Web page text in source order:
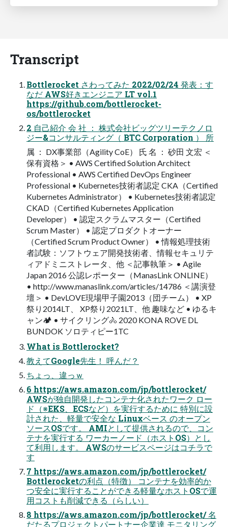
Transcript
Bottlerocket さわってみた 2022/02/24 発表：す
なだ AWS好きエンジニア LT vol.1
https://github.com/bottlerocket-
os/bottlerocket
2 自己紹介 会 社 ： 株式会社ビッグツリーテクノロ
ジー&コンサルティング（ BTC Corporation ） 所
属 ： DX事業部（Agility CoE） 氏 名 ： 砂田 文宏 ＜
保有資格＞ • AWS Certified Solution Architect
Professional • AWS Certified DevOps Engineer
Professional • Kubernetes技術者認定 CKA（Certified
Kubernetes Administrator） • Kubernetes技術者認定
CKAD（Certified Kubernetes Application
Developer） • 認定スクラムマスター（Certified
Scrum Master） • 認定プロダクトオーナー
（Certified Scrum Product Owner） • 情報処理技術
者試験：ソフトウェア開発技術者、情報セキュリテ
ィアドミニストレータ、他 ＜記事執筆＞ • Agile
Japan 2016 公認レポーター（ManasLink ONLINE）
• http://www.manaslink.com/articles/14786 ＜講演登
壇＞ • DevLOVE現場甲子園2013（団チーム） • XP
祭り2014LT、 XP祭り2021LT、他 趣味など • ゆるキ
ャン🏕 • サイクリング🚴 2020 KONA ROVE DL
BUNDOK ソロティピー1TC
What is Bottlerocket?
教えてGoogle先生！ 呼んだ？
ちょっ、違っｗ
6 https://aws.amazon.com/jp/bottlerocket/
AWSが独自開発したコンテナ化されたワーク ロー
ド（※EKS、ECSなど）を実行するために 特別に設
計された、軽量で安全な Linuxベース のオープン
ソースOSです。 AMIとして提供されるので、コン
テナを実行する ワーカーノード（ホストOS）とし
て利用します。 AWSのサービスページはコチラで
す
7 https://aws.amazon.com/jp/bottlerocket/
Bottlerocketの利点（特徴） コンテナを効率的か
つ安全に実行することができる軽量なホストOSで運
用コストも削減できる（らしい）
8 https://aws.amazon.com/jp/bottlerocket/ 名
だたるプロジェクトパートナー企業達 モニタリング